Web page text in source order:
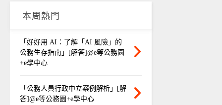
本周熱門
「好好用 AI：了解「AI 風險」的
公務生存指南」[解答]@e等公務園
+e學中心
「公務人員行政中立案例解析」[解
答]@e等公務園+e學中心